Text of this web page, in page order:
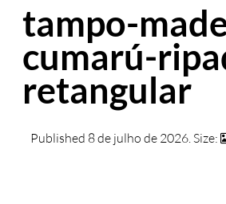
tampo-
cumarú-
retangular
Published 8 de julho de 2026 . Size: